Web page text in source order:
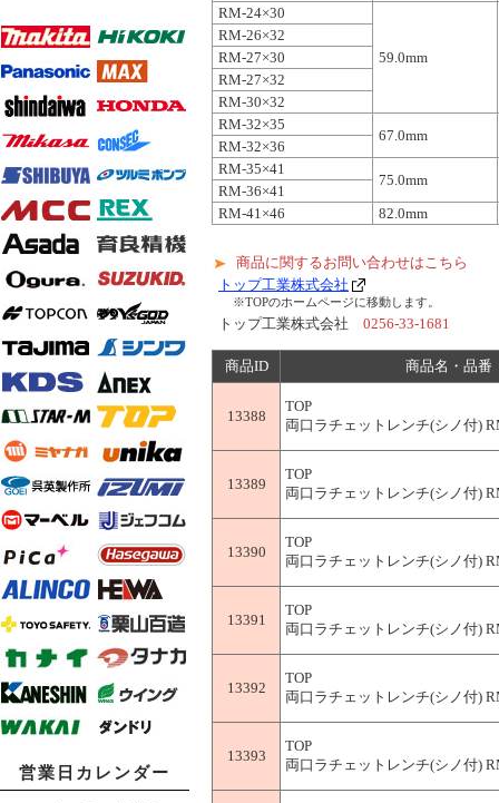
営業日カレンダー
RM-24×30
59.0mm
RM-26×32
RM-27×30
RM-27×32
RM-30×32
RM-32×35
67.0mm
RM-32×36
RM-35×41
75.0mm
RM-36×41
RM-41×46
82.0mm
商品に関するお問い合わせはこちら
トップ工業株式会社
※TOPのホームページに移動します。
トップ工業株式会社 0256-33-1681
商品ID 商品名・品番
13388
TOP
両口ラチェットレンチ(シノ付)
13389
TOP
両口ラチェットレンチ(シノ付)
13390
TOP
両口ラチェットレンチ(シノ付)
13391
TOP
両口ラチェットレンチ(シノ付)
13392
TOP
両口ラチェットレンチ(シノ付)
13393
TOP
両口ラチェットレンチ(シノ付)